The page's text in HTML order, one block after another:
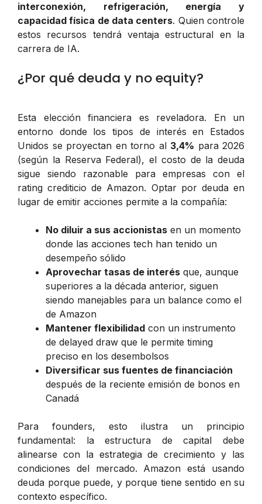
interconexión, refrigeración, energía y
capacidad física de data centers. Quien controle
estos recursos tendrá ventaja estructural en la
carrera de IA.
¿Por qué deuda y no equity?
Esta elección financiera es reveladora. En un
entorno donde los tipos de interés en Estados
Unidos se proyectan en torno al 3,4% para 2026
(según la Reserva Federal), el costo de la deuda
sigue siendo razonable para empresas con el
rating crediticio de Amazon. Optar por deuda en
lugar de emitir acciones permite a la compañía:
No diluir a sus accionistas en un momento
donde las acciones tech han tenido un
desempeño sólido
Aprovechar tasas de interés que, aunque
superiores a la década anterior, siguen
siendo manejables para un balance como el
de Amazon
Mantener flexibilidad con un instrumento
de delayed draw que le permite timing
preciso en los desembolsos
Diversificar sus fuentes de financiación
después de la reciente emisión de bonos en
Canadá
Para founders, esto ilustra un principio
fundamental: la estructura de capital debe
alinearse con la estrategia de crecimiento y las
condiciones del mercado. Amazon está usando
deuda porque puede, y porque tiene sentido en su
contexto específico.